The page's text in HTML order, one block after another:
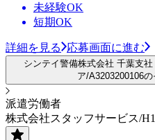
未経験OK
短期OK
詳細を見る 応募画面に進む
シンテイ警備株式会社 千葉支
ア/A3203200106
派遣労働者
株式会社スタッフサービス/